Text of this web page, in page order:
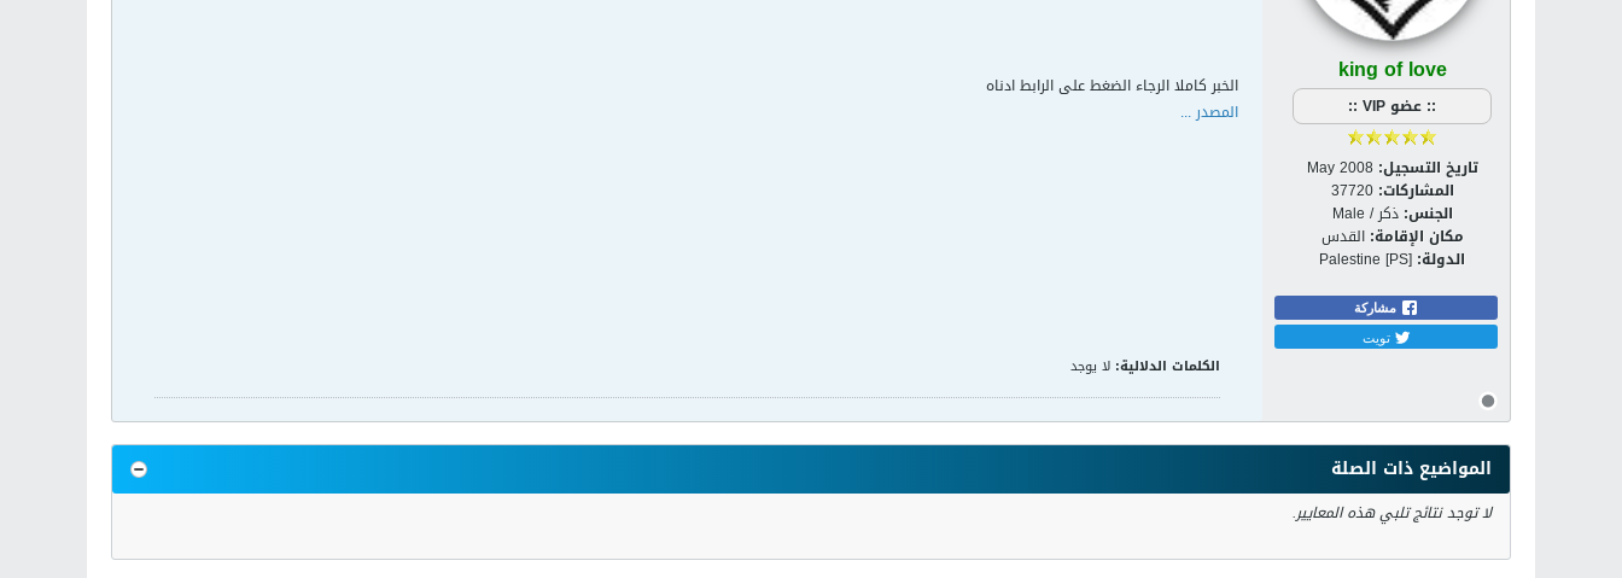
king of love
:: عضو VIP ::
تاريخ التسجيل: May 2008
المشاركات: 37720
الجنس: ذكر / Male
مكان الإقامة: القدس
الدولة: Palestine [PS]
مشاركة
تويت
الخبر كاملا الرجاء الضغط على الرابط ادناه
المصدر ...
الكلمات الدلالية: لا يوجد
المواضيع ذات الصلة
لا توجد نتائج تلبي هذه المعايير.